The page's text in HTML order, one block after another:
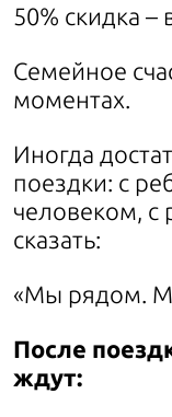
50% скидка –
Семейное
моментах.
Иногда
поездки: с
человеком, с
сказать:
«Мы рядом.
После
ждут: